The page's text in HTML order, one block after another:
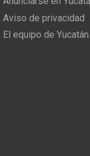
Aviso de privacidad
El equipo de